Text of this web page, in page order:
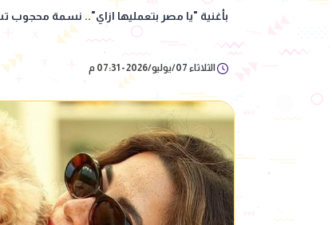
بأغنية "يا مصر بتعمليها ازاي".. نسمة محجوب
الثلاثاء 07/يوليو/2026 - 07:31 م